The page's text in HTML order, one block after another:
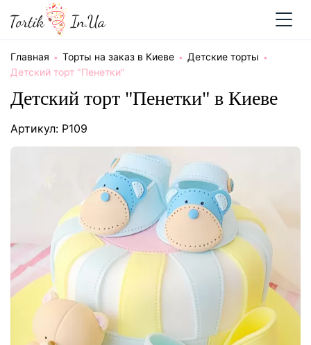
Главная Торты на заказ в Киеве
Детские торты
Детский торт "Пенетки"
Детский торт "Пенетки" в Киеве
Артикул: P109